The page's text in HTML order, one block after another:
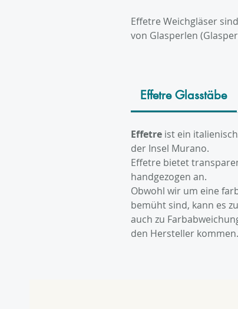
Effetre Weichgläser
von Glasperlen
Effetre Glasstäbe
Effetre ist ein
der Insel Murano.
Effetre bietet
handgezogen an.
Obwohl wir um eine
bemüht sind, kann es
auch zu
den Hersteller